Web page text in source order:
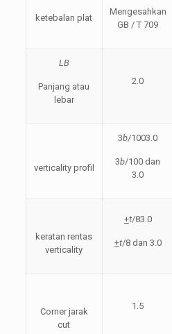
ketebalan plat
Mengesahkan
GB / T 709
LB
Panjang atau
lebar
2.0
verticality profil
3b/1003.0
3b/100 dan
3.0
keratan rentas
verticality
+t/83.0
+t/8 dan 3.0
Corner jarak
cut
1.5